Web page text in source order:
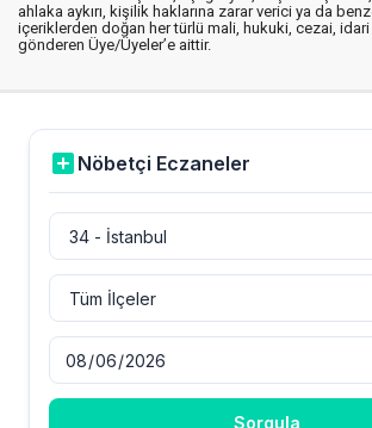
ahlaka aykırı, kişilik haklarına zarar verici ya da
içeriklerden doğan her türlü mali, hukuki, cezai,
gönderen Üye/Üyeler’e aittir.